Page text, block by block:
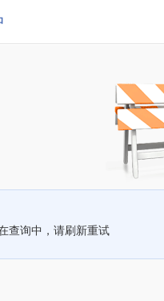
查询中，请刷新重试